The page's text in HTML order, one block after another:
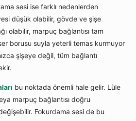
sesi ise farklı nedenlerden
düşük olabilir, gövde ve şişe
olabilir, marpuç bağlantısı tam
borusu suyla yeterli temas kurmuyor
şişeye değil, tüm bağlantı
bu noktada önemli hale gelir. Lüle
marpuç bağlantısı doğru
Fokurdama sesi de bu